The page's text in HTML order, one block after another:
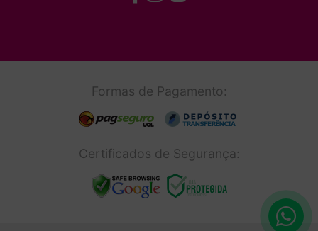
Formas de Pagamento:
Certificados de Segurança: